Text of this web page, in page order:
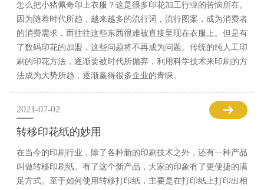
怎么把小猪佩奇印上衣服？这是很多印花加工行业的苦恼所在。
因为随着时代所趋，越来越多的流行词，流行图案，成为消费者
的消费需求，而往往这些东西很难被直接呈现在衣服上。但是有
了数码印花的加盟，这些问题将不再成为问题。传统的纯人工印
刷的印花方法，逐渐要被时代所抛弃，利用科学技术来印刷的方
法成为大势所趋，逐渐赢得很多企业的青睐。
2021-07-02
转移印花纸的妙用
在当今的印刷行业，除了各种新的印刷技术之外，还有一种产品
叫做转移印刷纸。有了这个新产品，大家的印象有了更便捷的满
足方式。至于如何使用转移打印纸，主要是在打印纸上打印出相